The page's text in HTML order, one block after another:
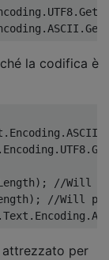
. UTF8.
.ASCII .
la codifica è
. Encoding .ASCII
. Encoding . UTF8.
);
//Will
);
//Will
.Text . Encoding .
attrezzato per